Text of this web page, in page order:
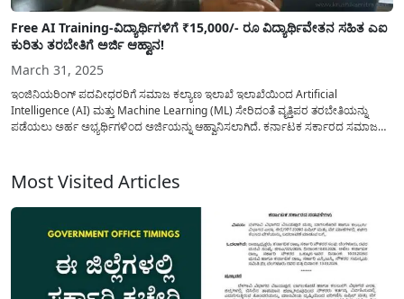
Free AI Training-ವಿದ್ಯಾರ್ಥಿಗಳಿಗೆ ₹15,000/- ರೂ ವಿದ್ಯಾರ್ಥಿವೇತನ ಸಹಿತ ಎಐ
ಕುರಿತು ತರಬೇತಿಗೆ ಅರ್ಜಿ ಆಹ್ವಾನ!
March 31, 2025
ಇಂಜಿನಿಯರಿಂಗ್ ಪದವೀಧರರಿಗೆ ಸಮಾಜ ಕಲ್ಯಾಣ ಇಲಾಖೆ ಇಲಾಖೆಯಿಂದ Artificial
Intelligence (AI) ಮತ್ತು Machine Learning (ML) ಸೇರಿದಂತೆ ವೃತ್ತಿಪರ ತರಬೇತಿಯನ್ನು
ಪಡೆಯಲು ಅರ್ಹ ಅಭ್ಯರ್ಥಿಗಳಿಂದ ಅರ್ಜಿಯನ್ನು ಆಹ್ವಾನಿಸಲಾಗಿದೆ. ಕರ್ನಾಟಕ ಸರ್ಕಾರದ ಸಮಾಜ
Most Visited Articles